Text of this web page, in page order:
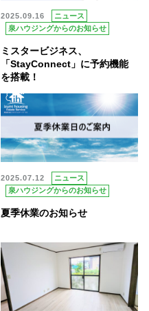
2025.09.16
ニュース
泉ハウジングからのお知らせ
ミスタービジネス、
「StayConnect」に予約機能
を搭載！
2025.07.12
ニュース
泉ハウジングからのお知らせ
夏季休業のお知らせ